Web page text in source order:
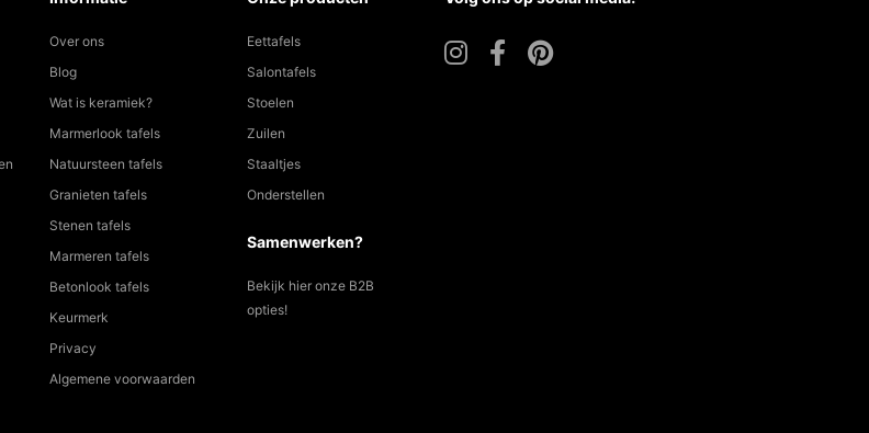
Over ons
Blog
Wat is keramiek?
Marmerlook tafels
Natuursteen tafels
Granieten tafels
Stenen tafels
Marmeren tafels
Betonlook tafels
Keurmerk
Privacy
Algemene voorwaarden
Eettafels
Salontafels
Stoelen
Zuilen
Staaltjes
Onderstellen
Bekijk hier onze B2B
opties!